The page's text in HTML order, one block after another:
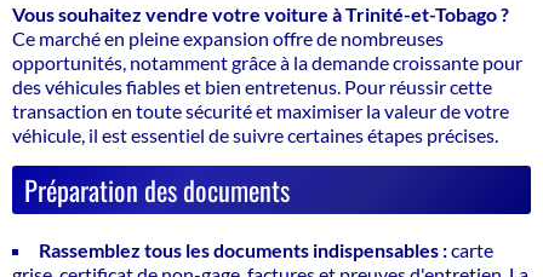
Vous souhaitez vendre votre voiture à Trinité-et-Tobago ?
Ce marché en pleine expansion offre de nombreuses
opportunités, notamment grâce à la demande croissante pour
des véhicules fiables et bien entretenus. Pour réussir cette
transaction en toute sécurité et maximiser la valeur de votre
véhicule, il est essentiel de suivre certaines étapes précises.
Préparation des documents
Rassemblez tous les documents indispensables :carte